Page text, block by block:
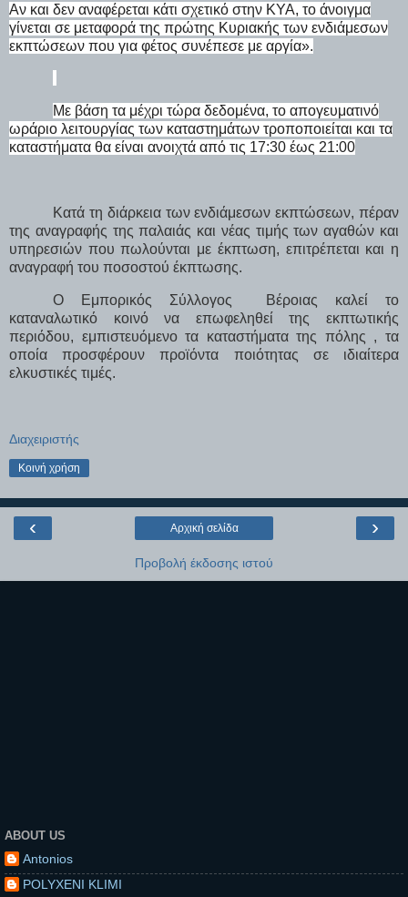
Αν και δεν αναφέρεται κάτι σχετικό στην ΚΥΑ, το άνοιγμα
γίνεται σε μεταφορά της πρώτης Κυριακής των ενδιάμεσων
εκπτώσεων που για φέτος συνέπεσε με αργία».
Με βάση τα μέχρι τώρα δεδομένα, το απογευματινό
ωράριο λειτουργίας των καταστημάτων τροποποιείται και τα
καταστήματα θα είναι ανοιχτά από τις 17:30 έως 21:00
Κατά τη διάρκεια των ενδιάμεσων εκπτώσεων, πέραν
της αναγραφής της παλαιάς και νέας τιμής των αγαθών και
υπηρεσιών που πωλούνται με έκπτωση, επιτρέπεται και η
αναγραφή του ποσοστού έκπτωσης.
Ο Εμπορικός Σύλλογος
Βέροιας καλεί το
καταναλωτικό κοινό να επωφεληθεί της εκπτωτικής
περιόδου, εμπιστευόμενο τα καταστήματα της πόλης , τα
οποία προσφέρουν προϊόντα ποιότητας σε ιδιαίτερα
ελκυστικές τιμές.
Διαχειριστής
Κοινή χρήση
‹ ›
Αρχική σελίδα
Προβολή έκδοσης ιστού
ABOUT US
Antonios
POLYXENI KLIMI